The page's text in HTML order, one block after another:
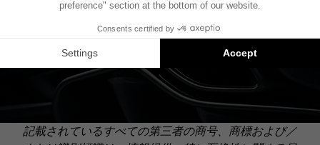
お問い合わせ
記載されているすべての第三者の商号、商標および／